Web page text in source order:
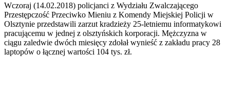
Wczoraj (14.02.2018) policjanci z Wydziału Zwalczającego
Przestępczość Przeciwko Mieniu z Komendy Miejskiej Policji w
Olsztynie przedstawili zarzut kradzieży 25-letniemu informatykowi
pracującemu w jednej z olsztyńskich korporacji. Mężczyzna w
ciągu zaledwie dwóch miesięcy zdołał wynieść z zakładu pracy 28
laptopów o łącznej wartości 104 tys. zł.